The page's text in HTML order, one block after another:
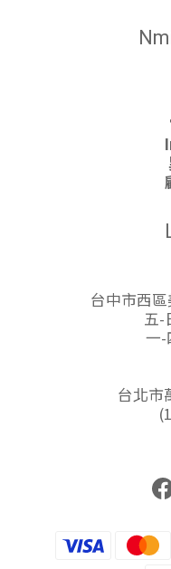
台中市西
五-
一-
台北市